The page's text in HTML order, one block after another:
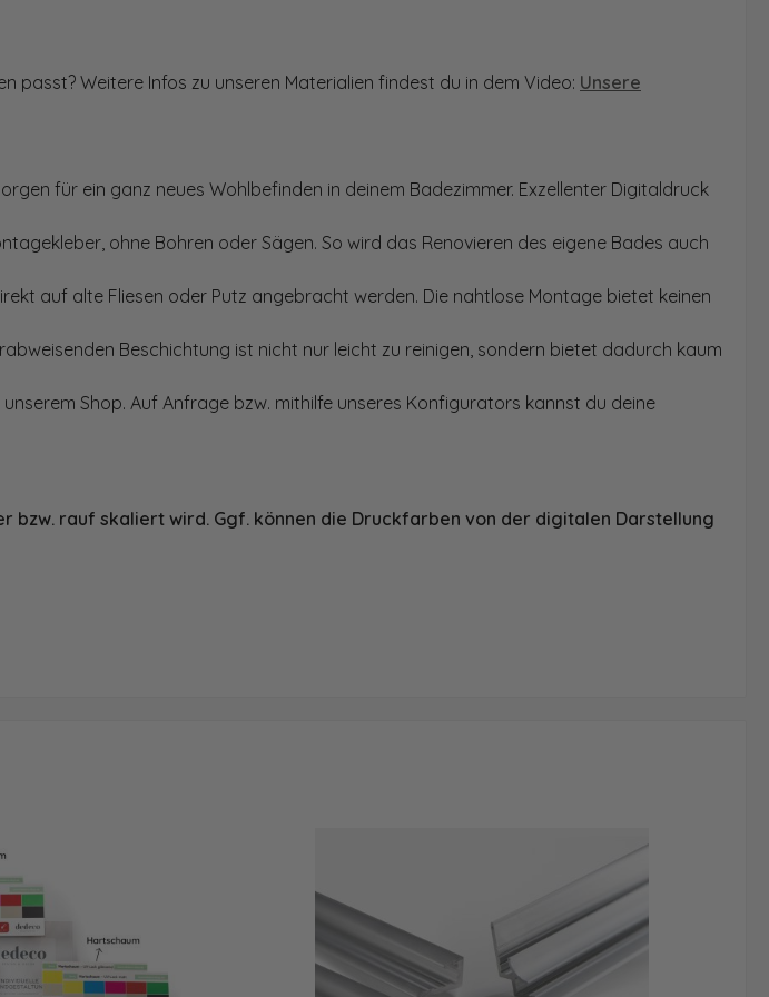
passt? Weitere Infos zu unseren Materialien findest du in dem Video: Unsere
für ein ganz neues Wohlbefinden in deinem Badezimmer. Exzellenter Digitaldruck
ohne Bohren oder Sägen. So wird das Renovieren des eigene Bades auch
auf alte Fliesen oder Putz angebracht werden. Die nahtlose Montage bietet keinen
Beschichtung ist nicht nur leicht zu reinigen, sondern bietet dadurch kaum
Shop. Auf Anfrage bzw. mithilfe unseres Konfigurators kannst du deine
rauf skaliert wird. Ggf. können die Druckfarben von der digitalen Darstellung